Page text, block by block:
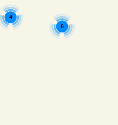
6
4